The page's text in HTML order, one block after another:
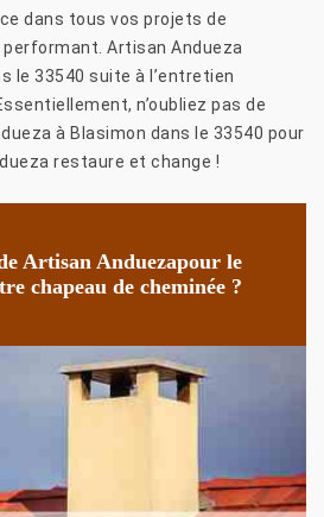
dans tous vos projets de
Artisan Andueza
le 33540 suite à l’entretien
n’oubliez pas de
à Blasimon dans le 33540 pour
restaure et change !
Artisan Anduezapour le
chapeau de cheminée ?